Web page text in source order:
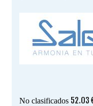
No clasificados 52.03